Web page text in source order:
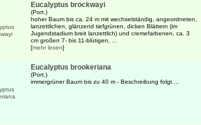
Eucalyptus brockwayi
(Port.)
hoher Baum bis ca. 24 m mit wechselständig, angeordneten,
lanzettlichen, glänzend tiefgrünen, dicken Blättern (im
Jugendstadium breit lanzettlich) und cremefarbenen, ca. 3
cm großen 7- bis 11-blütigen, ...
[mehr lesen]
Eucalyptus brookeriana
(Port.)
immergrüner Baum bis zu 40 m - Beschreibung folgt....